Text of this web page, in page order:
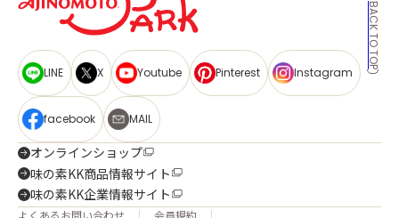
BACK TO TOP
LINE X Youtube Pinterest Instagram
facebook MAIL
オンラインショップ
味の素KK商品情報サイト
味の素KK企業情報サイト
よくあるお問い合わせ 会員規約